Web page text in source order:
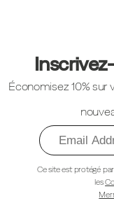
piedÉconomisez 10%
Ce site est protégé
les